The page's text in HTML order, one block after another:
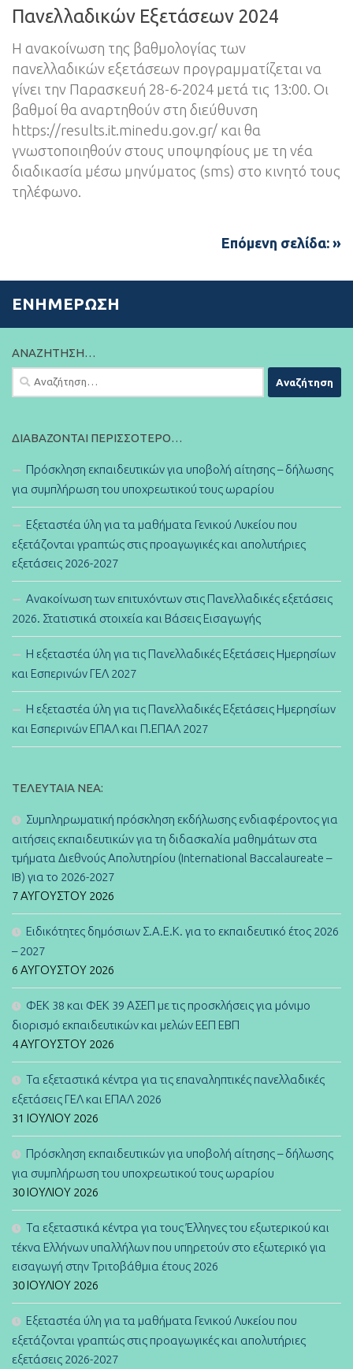
Πανελλαδικών Εξετάσεων 2024
Η ανακοίνωση της βαθμολογίας των
πανελλαδικών εξετάσεων προγραμματίζεται να
γίνει την Παρασκευή 28-6-2024 μετά τις 13:00. Οι
βαθμοί θα αναρτηθούν στη διεύθυνση
https://results.it.minedu.gov.gr/ και θα
γνωστοποιηθούν στους υποψηφίους με τη νέα
διαδικασία μέσω μηνύματος (sms) στο κινητό τους
τηλέφωνο.
Επόμενη σελίδα: »
ΕΝΗΜΈΡΩΣΗ
ΑΝΑΖΉΤΗΣΗ…
Αναζήτηση
για:
ΔΙΑΒΆΖΟΝΤΑΙ ΠΕΡΙΣΣΌΤΕΡΟ…
Πρόσκληση εκπαιδευτικών για υποβολή αίτησης – δήλωσης
για συμπλήρωση του υποχρεωτικού τους ωραρίου
Εξεταστέα ύλη για τα μαθήματα Γενικού Λυκείου που
εξετάζονται γραπτώς στις προαγωγικές και απολυτήριες
εξετάσεις 2026-2027
Ανακοίνωση των επιτυχόντων στις Πανελλαδικές εξετάσεις
2026. Στατιστικά στοιχεία και Βάσεις Εισαγωγής
Η εξεταστέα ύλη για τις Πανελλαδικές Εξετάσεις Ημερησίων
και Εσπερινών ΓΕΛ 2027
Η εξεταστέα ύλη για τις Πανελλαδικές Εξετάσεις Ημερησίων
και Εσπερινών ΕΠΑΛ και Π.ΕΠΑΛ 2027
ΤΕΛΕΥΤΑΊΑ ΝΈΑ:
Συμπληρωματική πρόσκληση εκδήλωσης ενδιαφέροντος για
αιτήσεις εκπαιδευτικών για τη διδασκαλία μαθημάτων στα
τμήματα Διεθνούς Απολυτηρίου (International Baccalaureate –
IB) για το 2026-2027
7 ΑΥΓΟΎΣΤΟΥ 2026
Ειδικότητες δημόσιων Σ.Α.Ε.Κ. για το εκπαιδευτικό έτος 2026
– 2027
6 ΑΥΓΟΎΣΤΟΥ 2026
ΦΕΚ 38 και ΦΕΚ 39 ΑΣΕΠ με τις προσκλήσεις για μόνιμο
διορισμό εκπαιδευτικών και μελών ΕΕΠ ΕΒΠ
4 ΑΥΓΟΎΣΤΟΥ 2026
Τα εξεταστικά κέντρα για τις επαναληπτικές πανελλαδικές
εξετάσεις ΓΕΛ και ΕΠΑΛ 2026
31 ΙΟΥΛΊΟΥ 2026
Πρόσκληση εκπαιδευτικών για υποβολή αίτησης – δήλωσης
για συμπλήρωση του υποχρεωτικού τους ωραρίου
30 ΙΟΥΛΊΟΥ 2026
Τα εξεταστικά κέντρα για τους Έλληνες του εξωτερικού και
τέκνα Ελλήνων υπαλλήλων που υπηρετούν στο εξωτερικό για
εισαγωγή στην Τριτοβάθμια έτους 2026
30 ΙΟΥΛΊΟΥ 2026
Εξεταστέα ύλη για τα μαθήματα Γενικού Λυκείου που
εξετάζονται γραπτώς στις προαγωγικές και απολυτήριες
εξετάσεις 2026-2027